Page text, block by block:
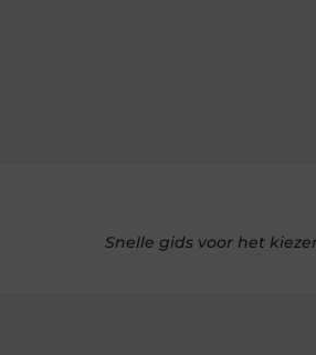
Snelle gids voor het